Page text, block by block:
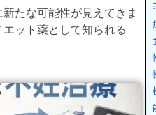
たな可能性が見えてきま
ット薬として知られる